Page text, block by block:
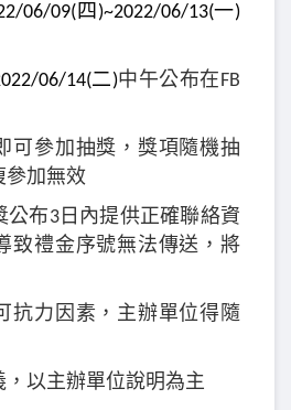
06/09( 四)~2022/06/13(一)
06/14(二)中午公布在FB
可參加抽獎，獎項隨機抽
參加無效
公布3日內提供正確聯絡資
致禮金序號無法傳送，將
抗力因素，主辦單位得隨
以主辦單位說明為主